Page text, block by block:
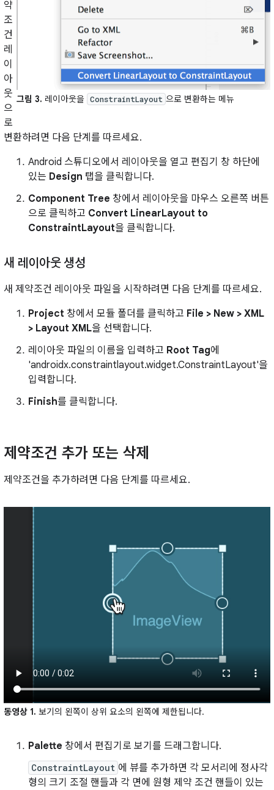
그림 3. 레이아웃을 ConstraintLayout 으로 변환하는 메뉴
약
조
건
레
이
아
웃
으
로
변환하려면 다음 단계를 따르세요.
Android 스튜디오에서 레이아웃을 열고 편집기 창 하단에
있는 Design 탭을 클릭합니다.
Component Tree 창에서 레이아웃을 마우스 오른쪽 버튼
으로 클릭하고 Convert LinearLayout to
ConstraintLayout을 클릭합니다.
새 레이아웃 생성
새 제약조건 레이아웃 파일을 시작하려면 다음 단계를 따르세요.
Project 창에서 모듈 폴더를 클릭하고 File > New > XML
> Layout XML을 선택합니다.
레이아웃 파일의 이름을 입력하고 Root Tag에
'androidx.constraintlayout.widget.ConstraintLayout'을
입력합니다.
Finish를 클릭합니다.
제약조건 추가 또는 삭제
제약조건을 추가하려면 다음 단계를 따르세요.
동영상 1. 보기의 왼쪽이 상위 요소의 왼쪽에 제한됩니다.
Palette 창에서 편집기로 보기를 드래그합니다.
ConstraintLayout 에 뷰를 추가하면 각 모서리에 정사각
형의 크기 조절 핸들과 각 면에 원형 제약 조건 핸들이 있는